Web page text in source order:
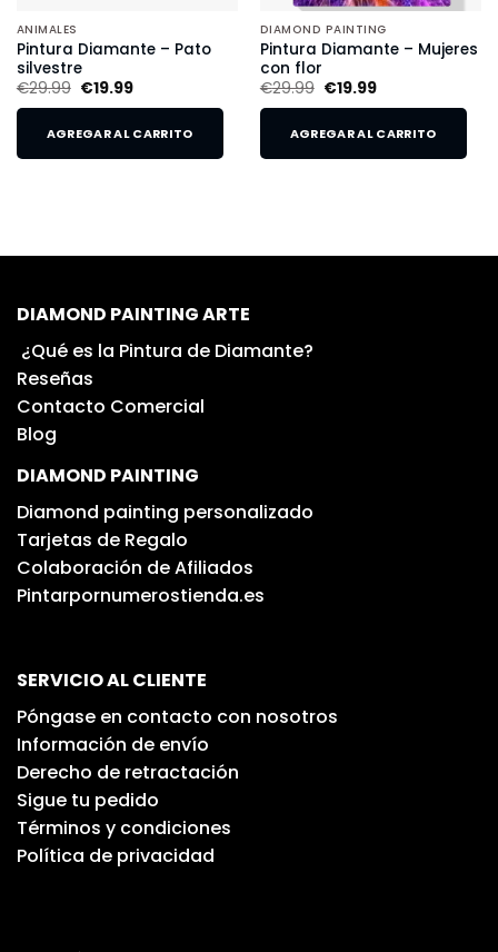
ANIMALES
Pintura Diamante – Pato
silvestre
€29.99 €19.99
AGREGAR AL CARRITO
DIAMOND PAINTING
Pintura Diamante – Mujeres
con flor
€29.99 €19.99
AGREGAR AL CARRITO
DIAMOND PAINTING ARTE
¿Qué es la Pintura de Diamante?
Reseñas
Contacto Comercial
Blog
DIAMOND PAINTING
Diamond painting personalizado
Tarjetas de Regalo
Colaboración de Afiliados
Pintarpornumerostienda.es
SERVICIO AL CLIENTE
Póngase en contacto con nosotros
Información de envío
Derecho de retractación
Sigue tu pedido
Términos y condiciones
Política de privacidad